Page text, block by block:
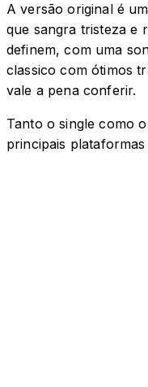
A versão original é
que sangra tristeza e
definem, com uma
classico com ótimos
vale a pena conferir.
Tanto o single como
principais plataformas